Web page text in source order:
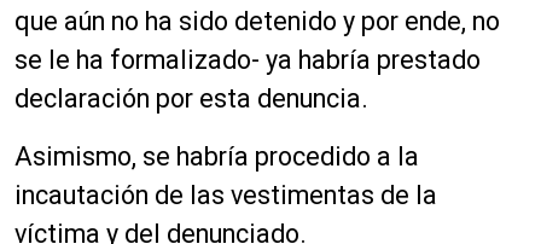
que aún no ha sido detenido y por ende, no
se le ha formalizado- ya habría prestado
declaración por esta denuncia.
Asimismo, se habría procedido a la
incautación de las vestimentas de la
víctima y del denunciado.